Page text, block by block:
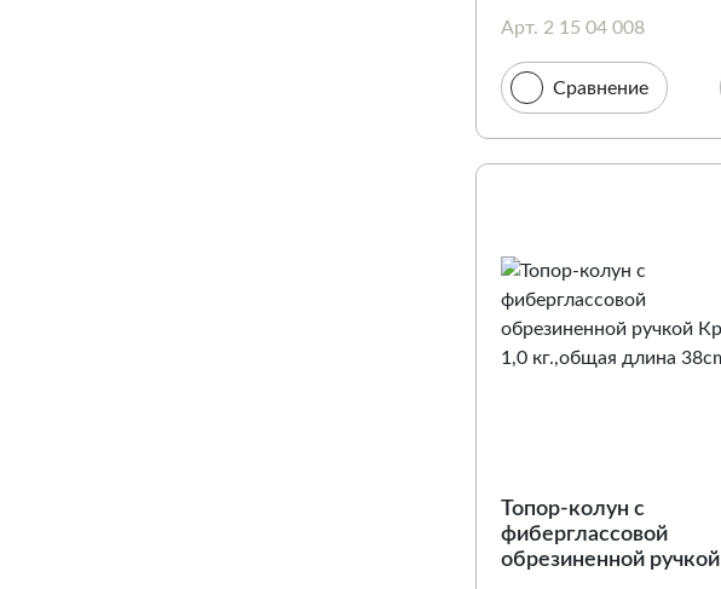
Арт. 2 15 04 008
Сравнение
Топор-колун с
фиберглассовой
обрезиненной ручкой